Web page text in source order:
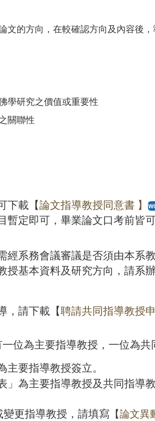
文的方向，在較確認方向及內容後
學研究之價值或重要性
關聯性
下載【論文指導教授同意書 】
暫定即可，畢業論文口考前皆
經系務會議審議是否須由本系
授基本資料及研究方向，請系辦
，請下載【聘請共同指導教授
位為主要指導教授，一位為共
主要指導教授簽立。
」為主要指導教授及共同指導
更指導教授，請填寫 【論文異